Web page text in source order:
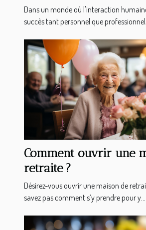
Dans un monde où l'interaction
succès tant personnel que
Comment ouvrir une
retraite ?
Désirez-vous ouvrir une maison de
savez pas comment s’y prendre pour y...